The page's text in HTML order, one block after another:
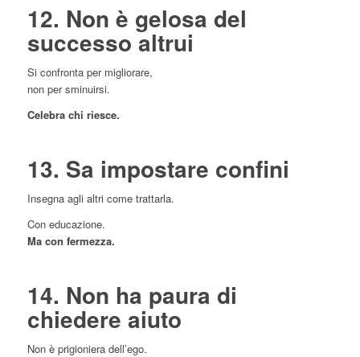
12. Non è gelosa del
successo altrui
Si confronta per migliorare,
non per sminuirsi.
Celebra chi riesce.
13. Sa impostare confini
Insegna agli altri come trattarla.
Con educazione.
Ma con fermezza.
14. Non ha paura di
chiedere aiuto
Non è prigioniera dell’ego.